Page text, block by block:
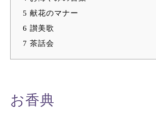
5 献花のマナー
6 讃美歌
7 茶話会
お香典